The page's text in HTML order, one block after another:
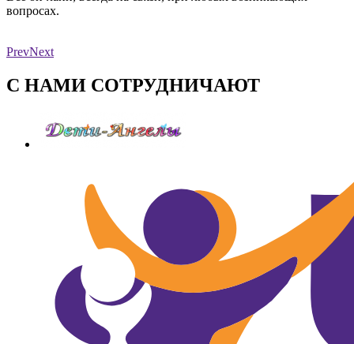
вопросах.
PrevNext
С НАМИ СОТРУДНИЧАЮТ